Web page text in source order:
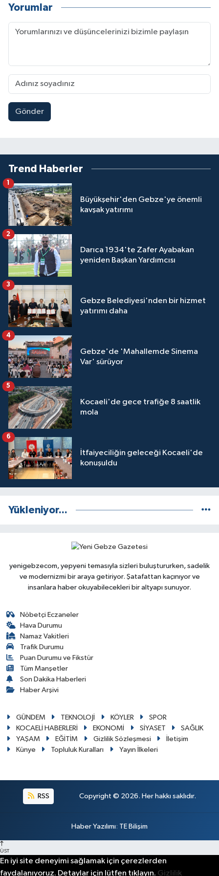
Yorumlar
Gönder
Trend Haberler
Büyükşehir'den Gebze'ye önemli
kavşak yatırımı
Darıca 1934'te Zafer Ayabakan
yeniden Başkan Yardımcısı
2
Gebze Belediyesi'nden bir hizmet
yatırımı daha
3
Gebze'de 'Mahallemde Sinema
Var' sürüyor
4
Kocaeli'de gece trafiğe 8 saatlik
mola
5
İtfaiyeciliğin geleceği Kocaeli'de
konuşuldu
6
Yükleniyor...
yenigebzecom, yepyeni temasıyla sizleri buluştururken, sadelik
ve modernizmi bir araya getiriyor. Şatafattan kaçınıyor ve
insanlara haber okuyabilecekleri bir altyapı sunuyor.
Nöbetçi Eczaneler
Hava Durumu
Namaz Vakitleri
Trafik Durumu
Puan Durumu ve Fikstür
Tüm Manşetler
Son Dakika Haberleri
Haber Arşivi
GÜNDEM TEKNOLOJİ KÖYLER
SPOR
KOCAELİ HABERLERİ
EKONOMİ SİYASET
SAĞLIK
YAŞAM
EĞİTİM Gizlilik Sözleşmesi
İletişim
Künye
Topluluk Kuralları Yayın İlkeleri
RSS Copyright © 2026. Her hakkı saklıdır.
Haber Yazılımı: TE Bilişim
ÜST
En iyi site deneyimi sağlamak için çerezlerden
faydalanıyoruz. Detaylar için lütfen tıklayın. Gizlilik